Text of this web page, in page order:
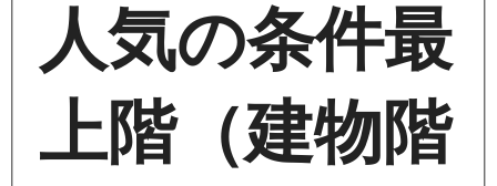
人気の条件最
上階（建物階